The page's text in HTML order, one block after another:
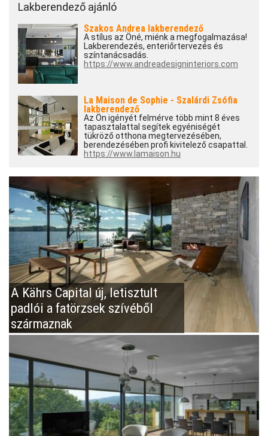
Lakberendező ajánló
Szakos Andrea lakberendező
A stílus az Öné, miénk a megfogalmazása!
Lakberendezés, enteriőrtervezés és
színtanácsadás.
https://www.andreadesigninteriors.com
La Maison de Sophie - Szalárdi Zsófia
lakberendező
Az Ön igényét felmérve több mint 8 éves
tapasztalattal segítek egyéniségét
tükröző otthona megtervezésében,
berendezésében profi kivitelező csapattal.
https://www.lamaison.hu
A Kährs Capital új, letisztult
padlói a fatörzsek szívéből
származnak